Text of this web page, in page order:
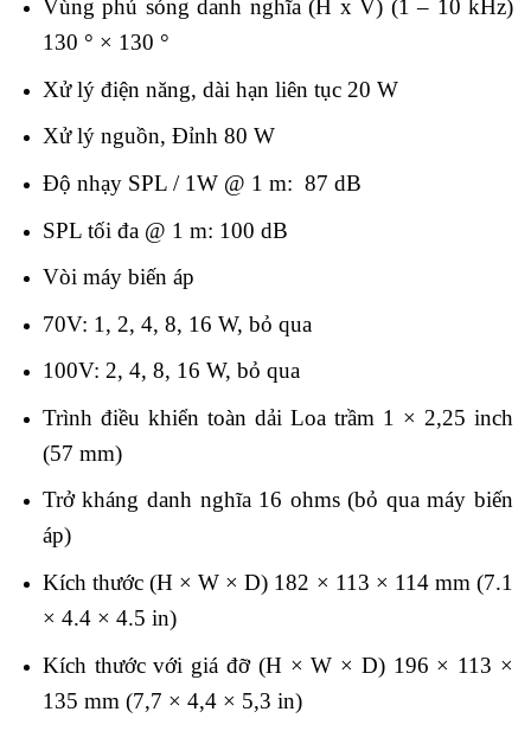
Vùng phủ sóng danh nghĩa (H x V) (1 – 10 kHz)
130 ° × 130 °
Xử lý điện năng, dài hạn liên tục 20 W
Xử lý nguồn, Đỉnh 80 W
Độ nhạy SPL / 1W @ 1 m: 87 dB
SPL tối đa @ 1 m: 100 dB
Vòi máy biến áp
70V: 1, 2, 4, 8, 16 W, bỏ qua
100V: 2, 4, 8, 16 W, bỏ qua
Trình điều khiển toàn dải Loa trầm 1 × 2,25 inch
(57 mm)
Trở kháng danh nghĩa 16 ohms (bỏ qua máy biến
áp)
Kích thước (H × W × D) 182 × 113 × 114 mm (7.1
× 4.4 × 4.5 in)
Kích thước với giá đỡ (H × W × D) 196 × 113 ×
135 mm (7,7 × 4,4 × 5,3 in)